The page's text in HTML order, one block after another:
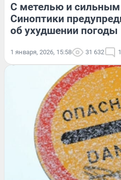
С метелью и
Синоптики
об ухудшении погоды
1 января, 2026, 15:58 31 632 1